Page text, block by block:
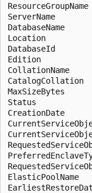
ServerName
DatabaseName
Location
DatabaseId
Edition
CollationName
MaxSizeBytes
Status
CreationDate